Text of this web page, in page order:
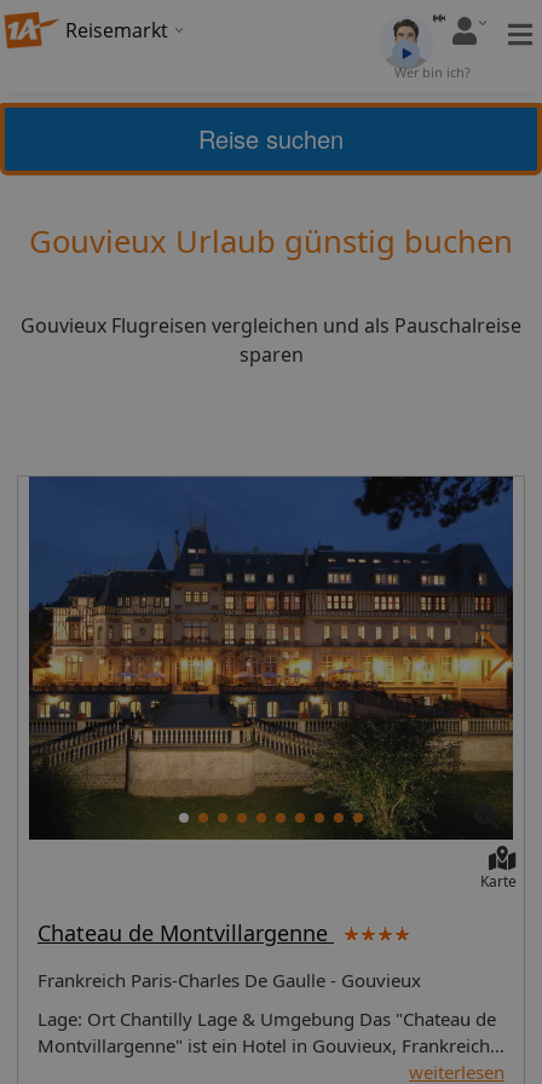
Reisemarkt
Wer bin ich?
Frankreich Gouvieux
4,2(25) Bewerten
Gouvieux Urlaub günstig buchen
Gouvieux Flugreisen vergleichen und als Pauschalreise
sparen
Reise suchen
Karte
Chateau de Montvillargenne
Frankreich Paris-Charles De Gaulle - Gouvieux
Lage: Ort Chantilly Lage & Umgebung Das "Chateau de
Montvillargenne" ist ein Hotel in Gouvieux, Frankreich.
weiterlesen